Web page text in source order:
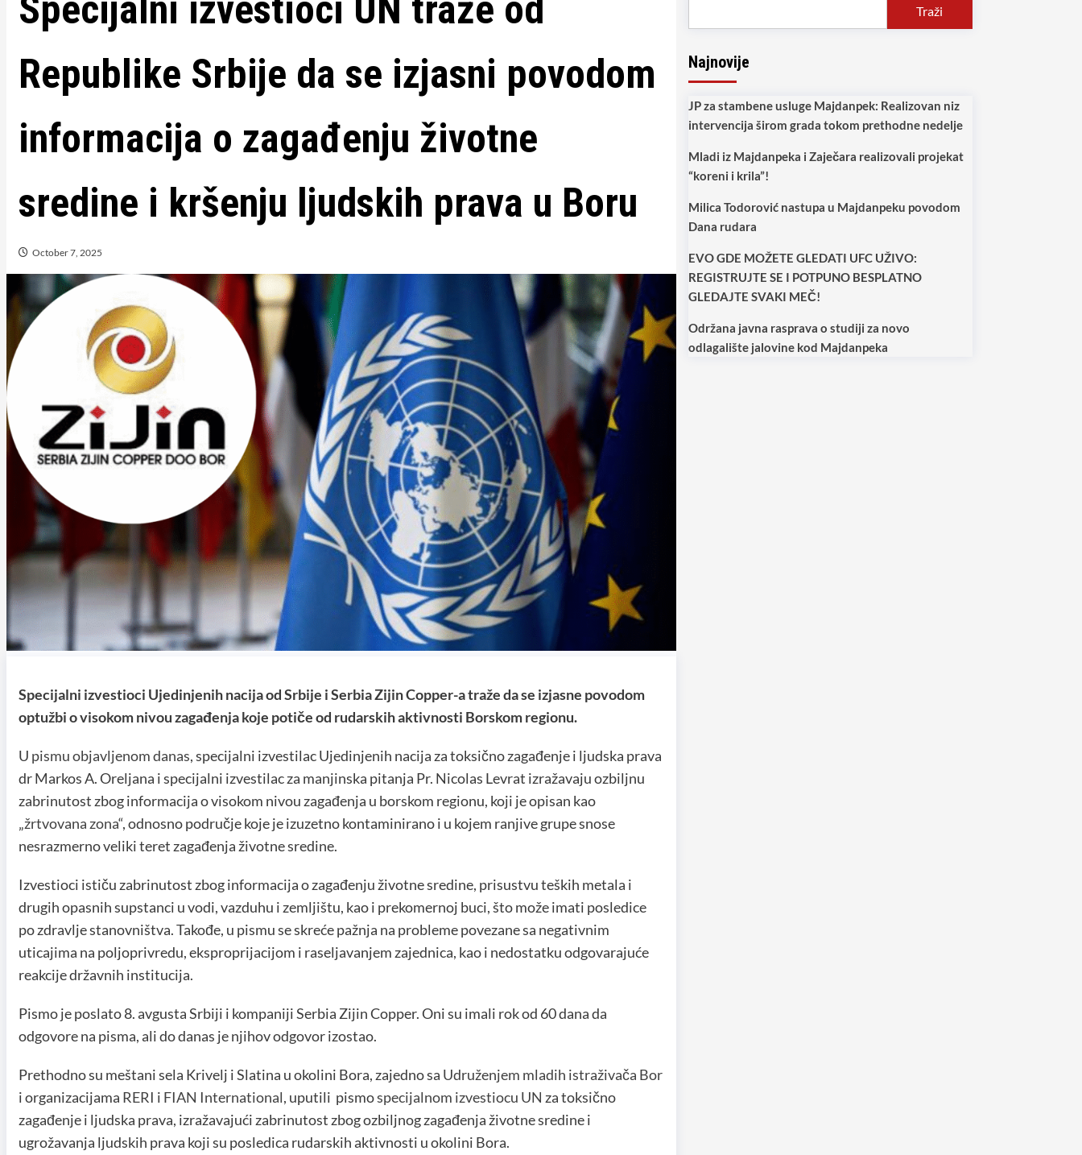
Specijalni izvestioci UN traže od
Republike Srbije da se izjasni povodom
informacija o zagađenju životne
sredine i kršenju ljudskih prava u Boru
October 7, 2025
Specijalni izvestioci Ujedinjenih nacija od Srbije i Serbia Zijin Copper-a traže da se izjasne povodom
optužbi o visokom nivou zagađenja koje potiče od rudarskih aktivnosti Borskom regionu.
U pismu objavljenom danas, specijalni izvestilac Ujedinjenih nacija za toksično zagađenje i ljudska prava
dr Markos A. Oreljana i specijalni izvestilac za manjinska pitanja Pr. Nicolas Levrat izražavaju ozbiljnu
zabrinutost zbog informacija o visokom nivou zagađenja u borskom regionu, koji je opisan kao
„žrtvovana zona“, odnosno područje koje je izuzetno kontaminirano i u kojem ranjive grupe snose
nesrazmerno veliki teret zagađenja životne sredine.
Izvestioci ističu zabrinutost zbog informacija o zagađenju životne sredine, prisustvu teških metala i
drugih opasnih supstanci u vodi, vazduhu i zemljištu, kao i prekomernoj buci, što može imati posledice
po zdravlje stanovništva. Takođe, u pismu se skreće pažnja na probleme povezane sa negativnim
uticajima na poljoprivredu, eksproprijacijom i raseljavanjem zajednica, kao i nedostatku odgovarajuće
reakcije državnih institucija.
Pismo je poslato 8. avgusta Srbiji i kompaniji Serbia Zijin Copper. Oni su imali rok od 60 dana da
odgovore na pisma, ali do danas je njihov odgovor izostao.
Prethodno su meštani sela Krivelj i Slatina u okolini Bora, zajedno sa Udruženjem mladih istraživača Bor
i organizacijama RERI i FIAN International, uputili pismospecijalnom izvestiocu UN za toksično
zagađenje i ljudska prava, izražavajući zabrinutost zbog ozbiljnog zagađenja životne sredine i
ugrožavanja ljudskih prava koji su posledica rudarskih aktivnosti u okolini Bora.
Traži
Najnovije
JP za stambene usluge Majdanpek: Realizovan niz
intervencija širom grada tokom prethodne nedelje
Mladi iz Majdanpeka i Zaječara realizovali projekat
“koreni i krila”!
Milica Todorović nastupa u Majdanpeku povodom
Dana rudara
EVO GDE MOŽETE GLEDATI UFC UŽIVO:
REGISTRUJTE SE I POTPUNO BESPLATNO
GLEDAJTE SVAKI MEČ!
Održana javna rasprava o studiji za novo
odlagalište jalovine kod Majdanpeka